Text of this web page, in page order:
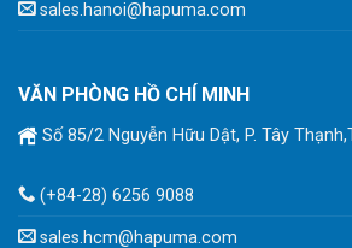
sales.hanoi@hapuma.com
VĂN PHÒNG HỒ CHÍ MINH
Số 85/2 Nguyễn Hữu Dật, P. Tây
(+84-28) 6256 9088
sales.hcm@hapuma.com